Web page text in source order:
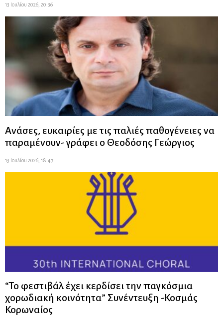
13 Ιουλίου 2026, 20:36
Ανάσες, ευκαιρίες με τις παλιές παθογένειες να
παραμένουν- γράφει ο Θεοδόσης Γεώργιος
13 Ιουλίου 2026, 18:47
“Το φεστιβάλ έχει κερδίσει την παγκόσμια
χορωδιακή κοινότητα” Συνέντευξη -Κοσμάς
Κορωναίος